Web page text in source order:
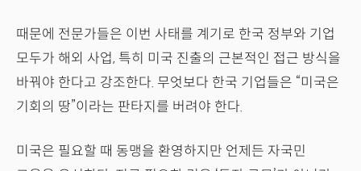
때문에 전문가들은 이번 사태를 계기로 한국 정부와 기업
모두가 해외 사업, 특히 미국 진출의 근본적인 접근 방식을
바꿔야 한다고 강조한다. 무엇보다 한국 기업들은 “미국은
기회의 땅”이라는 판타지를 버려야 한다.
미국은 필요할 때 동맹을 환영하지만 언제든 자국민